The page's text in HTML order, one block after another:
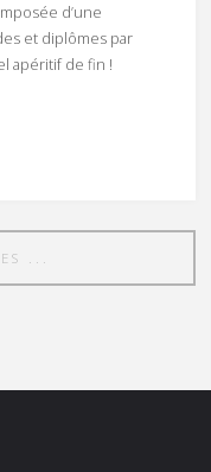
d’une
et diplômes par
apéritif de fin !
...